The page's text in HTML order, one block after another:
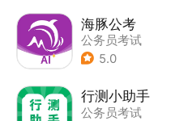
海豚公考
公务员考试
5.0
行测小助手
公务员考试